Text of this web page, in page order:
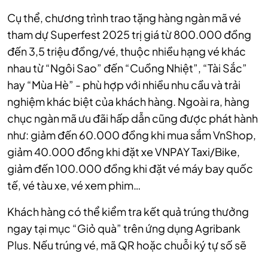
Cụ thể, chương trình trao tặng hàng ngàn mã vé
tham dự Superfest 2025 trị giá từ 800.000 đồng
đến 3,5 triệu đồng/vé, thuộc nhiều hạng vé khác
nhau từ “Ngôi Sao” đến “Cuồng Nhiệt”, “Tài Sắc”
hay “Mùa Hè” - phù hợp với nhiều nhu cầu và trải
nghiệm khác biệt của khách hàng. Ngoài ra, hàng
chục ngàn mã ưu đãi hấp dẫn cũng được phát hành
như: giảm đến 60.000 đồng khi mua sắm VnShop,
giảm 40.000 đồng khi đặt xe VNPAY Taxi/Bike,
giảm đến 100.000 đồng khi đặt vé máy bay quốc
tế, vé tàu xe, vé xem phim…
Khách hàng có thể kiểm tra kết quả trúng thưởng
ngay tại mục “Giỏ quà” trên ứng dụng Agribank
Plus. Nếu trúng vé, mã QR hoặc chuỗi ký tự số sẽ